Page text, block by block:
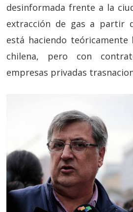
desinformada frente a la
extracción de gas a partir
está haciendo teóricamente
chilena, pero con
empresas privadas